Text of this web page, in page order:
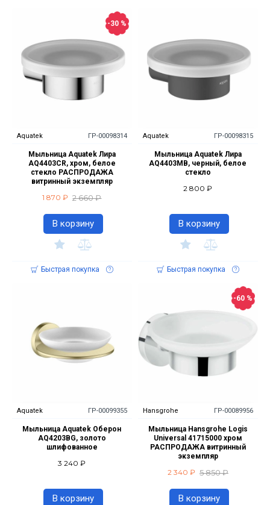
-30 %
Aquatek ГР-00098314
Мыльница Aquatek Лира
AQ4403CR, хром, белое
стекло РАСПРОДАЖА
витринный экземпляр
1 870 ₽ 2 660 ₽
В корзину
Быстрая покупка
Aquatek ГР-00098315
Мыльница Aquatek Лира
AQ4403MB, черный, белое
стекло
2 800 ₽
В корзину
Быстрая покупка
Aquatek ГР-00099355
Мыльница Aquatek Оберон
AQ4203BG, золото
шлифованное
3 240 ₽
В корзину
-60 %
Hansgrohe ГР-00089956
Мыльница Hansgrohe Logis
Universal 41715000 хром
РАСПРОДАЖА витринный
экземпляр
2 340 ₽ 5 850 ₽
В корзину